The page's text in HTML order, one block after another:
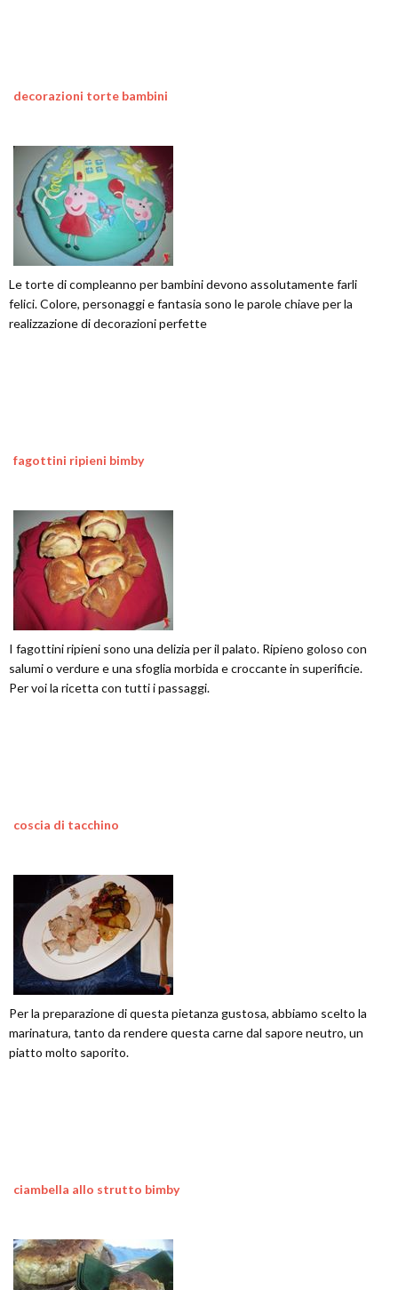
decorazioni torte bambini
Le torte di compleanno per bambini devono assolutamente farli
felici. Colore, personaggi e fantasia sono le parole chiave per la
realizzazione di decorazioni perfette
fagottini ripieni bimby
I fagottini ripieni sono una delizia per il palato. Ripieno goloso con
salumi o verdure e una sfoglia morbida e croccante in superificie.
Per voi la ricetta con tutti i passaggi.
coscia di tacchino
Per la preparazione di questa pietanza gustosa, abbiamo scelto la
marinatura, tanto da rendere questa carne dal sapore neutro, un
piatto molto saporito.
ciambella allo strutto bimby